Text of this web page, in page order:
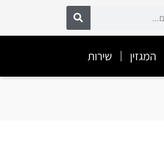
המגזין שירות